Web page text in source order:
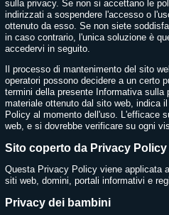
sulla privacy. Se non si accettano le
indirizzati a sospendere l'accesso o
ottenuto da esso. Se non siete
in caso contrario, l'unica soluzione è
accedervi in seguito.
Il processo di mantenimento del sito
operatori possono decidere a un certo
termini della presente Informativa
materiale ottenuto dal sito web, indica
Policy al momento dell'uso. L'efficace
web, e si dovrebbe verificare su ogni
Sito coperto da Privacy Policy
Questa Privacy Policy viene applicata
siti web, domini, portali informativi e
Privacy dei bambini